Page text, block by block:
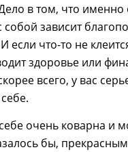
в том, что именно
зависит
если что-то не
здоровье или
всего, у вас
очень коварна и
бы,